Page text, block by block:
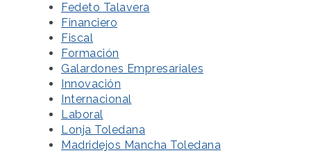
Fedeto Talavera
Financiero
Fiscal
Formación
Galardones Empresariales
Innovación
Internacional
Laboral
Lonja Toledana
Madridejos Mancha Toledana